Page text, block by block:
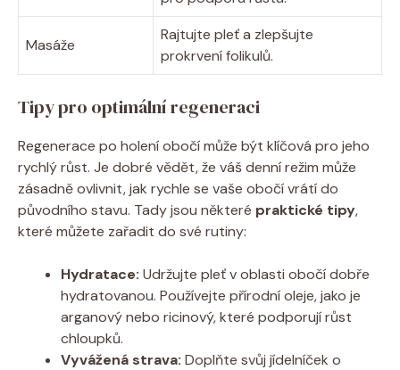
Masáže
Rajtujte pleť a zlepšujte
prokrvení folikulů.
Tipy pro optimální regeneraci
Regenerace po holení obočí může být klíčová pro jeho
rychlý růst. Je dobré vědět, že váš denní režim může
zásadně ovlivnit, jak rychle se vaše obočí vrátí do
původního stavu. Tady jsou některé praktické tipy,
které můžete zařadit do své rutiny:
Hydratace: Udržujte pleť v oblasti obočí dobře
hydratovanou. Používejte přírodní oleje, jako je
arganový nebo ricinový, které podporují růst
chloupků.
Vyvážená strava: Doplňte svůj jídelníček o